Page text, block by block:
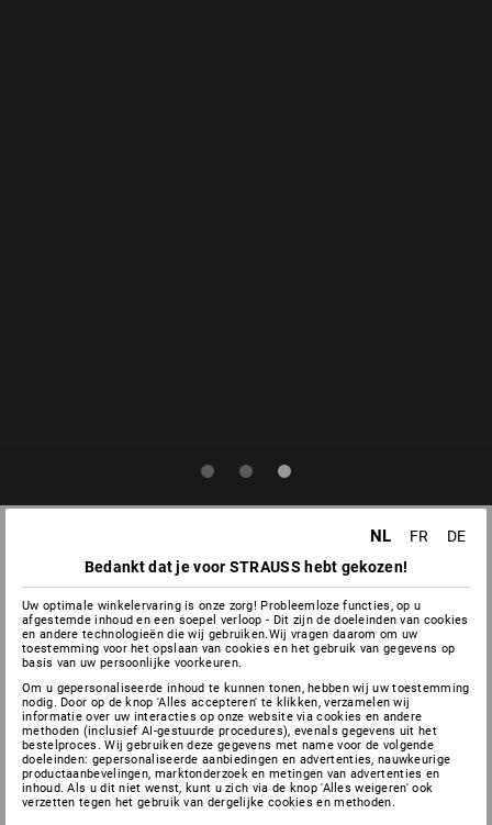
STERK ALS HET
ER OPAAN KOMT
NL FR
DE
Bedankt dat je voor STRAUSS hebt gekozen!
Uw optimale winkelervaring is onze zorg! Probleemloze functies, op u
afgestemde inhoud en een soepel verloop - Dit zijn de doeleinden van cookies
en andere technologieën die wij gebruiken.Wij vragen daarom om uw
toestemming voor het opslaan van cookies en het gebruik van gegevens op
basis van uw persoonlijke voorkeuren.
Om u gepersonaliseerde inhoud te kunnen tonen, hebben wij uw toestemming
nodig. Door op de knop 'Alles accepteren' te klikken, verzamelen wij
informatie over uw interacties op onze website via cookies en andere
methoden (inclusief AI-gestuurde procedures), evenals gegevens uit het
bestelproces. Wij gebruiken deze gegevens met name voor de volgende
doeleinden: gepersonaliseerde aanbiedingen en advertenties, nauwkeurige
productaanbevelingen, marktonderzoek en metingen van advertenties en
inhoud. Als u dit niet wenst, kunt u zich via de knop 'Alles weigeren' ook
verzetten tegen het gebruik van dergelijke cookies en methoden.